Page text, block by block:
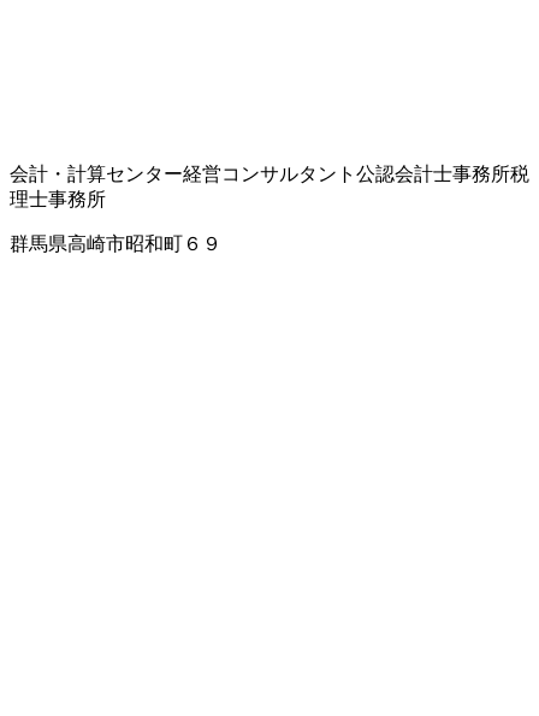
会計・計算センター経営コンサルタント 公認会計士事務所税
理士事務所
群馬県高崎市昭和町６９